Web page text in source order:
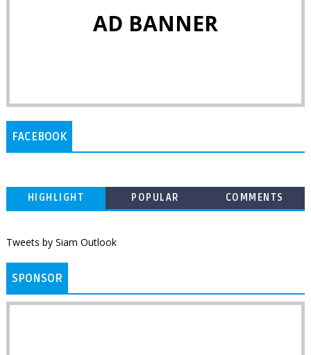
AD BANNER
FACEBOOK
HIGHLIGHT POPULAR COMMENTS
Tweets by Siam Outlook
SPONSOR